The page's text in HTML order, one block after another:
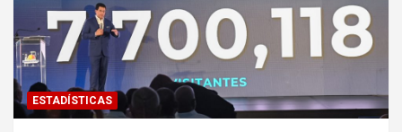
ESTADÍSTICAS